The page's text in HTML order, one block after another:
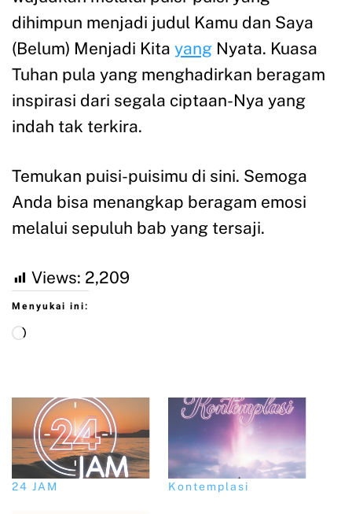
dihimpun menjadi judul Kamu dan Saya
(Belum) Menjadi Kita yang Nyata. Kuasa
Tuhan pula yang menghadirkan beragam
inspirasi dari segala ciptaan-Nya yang
indah tak terkira.
Temukan puisi-puisimu di sini. Semoga
Anda bisa menangkap beragam emosi
melalui sepuluh bab yang tersaji.
Views: 2,209
Menyukai ini:
24 JAM Kontemplasi